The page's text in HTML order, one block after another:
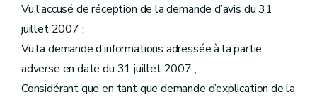
Vu l’accusé de réception de la demande d’avis du 31
juillet 2007 ;
Vu la demande d’informations adressée à la partie
adverse en date du 31 juillet 2007 ;
Considérant que en tant que demande d’explication de la